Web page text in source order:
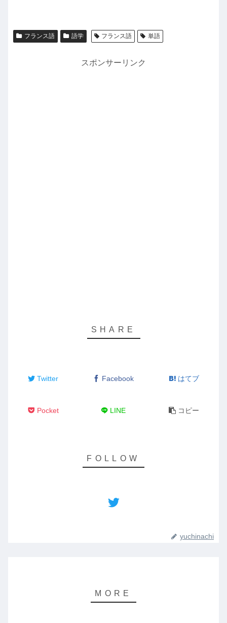
フランス語 語学 フランス語 単語
スポンサーリンク
Twitter Facebook はてブ
Pocket LINE コピー
yuchinachi